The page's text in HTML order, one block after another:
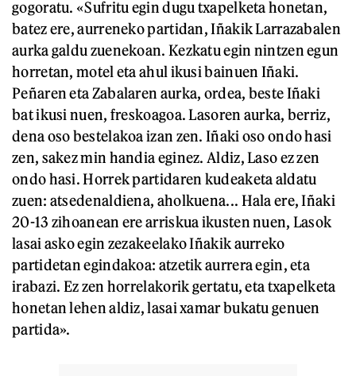
gogoratu. «Sufritu egin dugu txapelketa honetan,
batez ere, aurreneko partidan, Iñakik Larrazabalen
aurka galdu zuenekoan. Kezkatu egin nintzen egun
horretan, motel eta ahul ikusi bainuen Iñaki.
Peñaren eta Zabalaren aurka, ordea, beste Iñaki
bat ikusi nuen, freskoagoa. Lasoren aurka, berriz,
dena oso bestelakoa izan zen. Iñaki oso ondo hasi
zen, sakez min handia eginez. Aldiz, Laso ez zen
ondo hasi. Horrek partidaren kudeaketa aldatu
zuen: atsedenaldiena, aholkuena... Hala ere, Iñaki
20-13 zihoanean ere arriskua ikusten nuen, Lasok
lasai asko egin zezakeelako Iñakik aurreko
partidetan egindakoa: atzetik aurrera egin, eta
irabazi. Ez zen horrelakorik gertatu, eta txapelketa
honetan lehen aldiz, lasai xamar bukatu genuen
partida».